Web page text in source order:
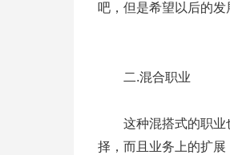
吧，但是希望以后的
二.混合职业
这种混搭式的职业也
择，而且业务上的扩展